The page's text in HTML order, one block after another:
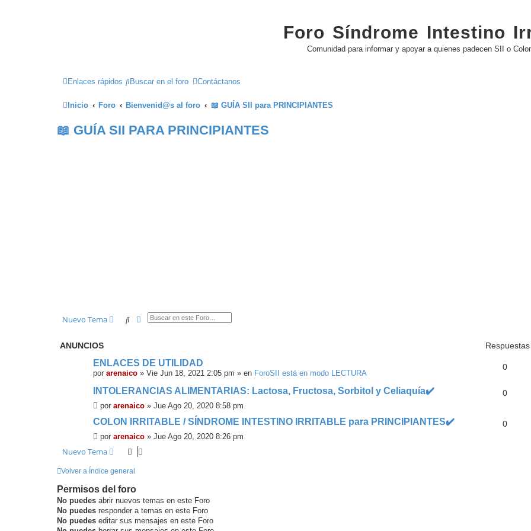
Foro Síndrome Intestino
Comunidad para informar y apoyar a quienes padecen SII o
Enlaces rápidos Buscar en el foro Contáctanos
Inicio Foro Bienvenid@s al foro 📖 GUÍA SII para PRINCIPIANTES
📖 GUÍA SII PARA PRINCIPIANTES
Nuevo Tema BuscarBúsqueda avanzada
ANUNCIOS Respuestas
ENLACES DE UTILIDAD
por arenaico » Vie Jun 18, 2021 2:05 pm » en ForoSII está en modo LECTURA
0
INTOLERANCIAS ALIMENTARIAS: Lactosa, Fructosa, Sorbitol y Celiaquía✔️
por arenaico » Jue Ago 20, 2020 8:58 pm
0
COLON IRRITABLE / SÍNDROME INTESTINO IRRITABLE para PRINCIPIANTES✔️
por arenaico » Jue Ago 20, 2020 8:26 pm
0
Nuevo Tema
Volver a Índice general
Permisos del foro
No puedes abrir nuevos temas en este Foro
No puedes responder a temas en este Foro
No puedes editar sus mensajes en este Foro